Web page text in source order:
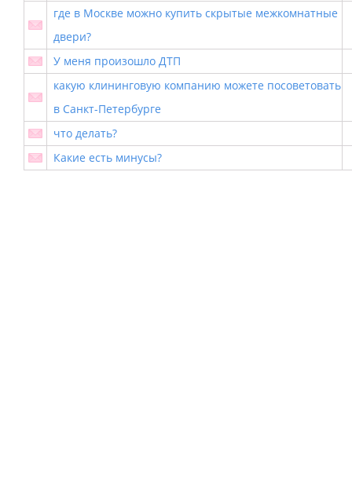
где в Москве можно купить скрытые межкомнатные
двери?
У меня произошло ДТП
какую клининговую компанию можете посоветовать
в Санкт-Петербурге
что делать?
Какие есть минусы?